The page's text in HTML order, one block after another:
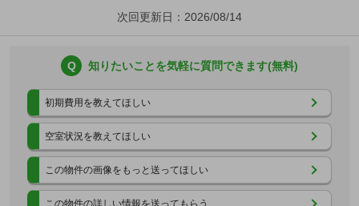
次回更新日：2026/08/14
Q 知りたいことを気軽に質問できます(無料)
初期費用を教えてほしい
空室状況を教えてほしい
この物件の画像をもっと送ってほしい
この物件の詳しい情報を送ってもらう